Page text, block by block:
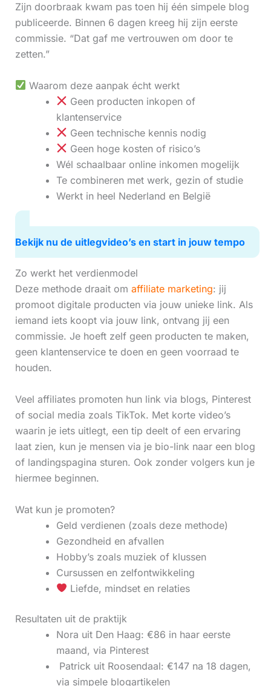
Zijn doorbraak kwam pas toen hij één simpele blog
publiceerde. Binnen 6 dagen kreeg hij zijn eerste
commissie. “Dat gaf me vertrouwen om door te
zetten.”
Waarom deze aanpak écht werkt
Geen producten inkopen of
klantenservice
Geen technische kennis nodig
Geen hoge kosten of risico’s
Wél schaalbaar online inkomen mogelijk
Te combineren met werk, gezin of studie
Werkt in heel Nederland en België
Bekijk nu de uitlegvideo’s en start in jouw tempo
Zo werkt het verdienmodel
Deze methode draait om affiliate marketing: jij
promoot digitale producten via jouw unieke link. Als
iemand iets koopt via jouw link, ontvang jij een
commissie. Je hoeft zelf geen producten te maken,
geen klantenservice te doen en geen voorraad te
houden.
Veel affiliates promoten hun link via blogs, Pinterest
of social media zoals TikTok. Met korte video’s
waarin je iets uitlegt, een tip deelt of een ervaring
laat zien, kun je mensen via je bio-link naar een blog
of landingspagina sturen. Ook zonder volgers kun je
hiermee beginnen.
Wat kun je promoten?
Geld verdienen (zoals deze methode)
Gezondheid en afvallen
Hobby’s zoals muziek of klussen
Cursussen en zelfontwikkeling
Liefde, mindset en relaties
Resultaten uit de praktijk
Nora uit Den Haag: €86 in haar eerste
maand, via Pinterest
‍ Patrick uit Roosendaal: €147 na 18 dagen,
via simpele blogartikelen